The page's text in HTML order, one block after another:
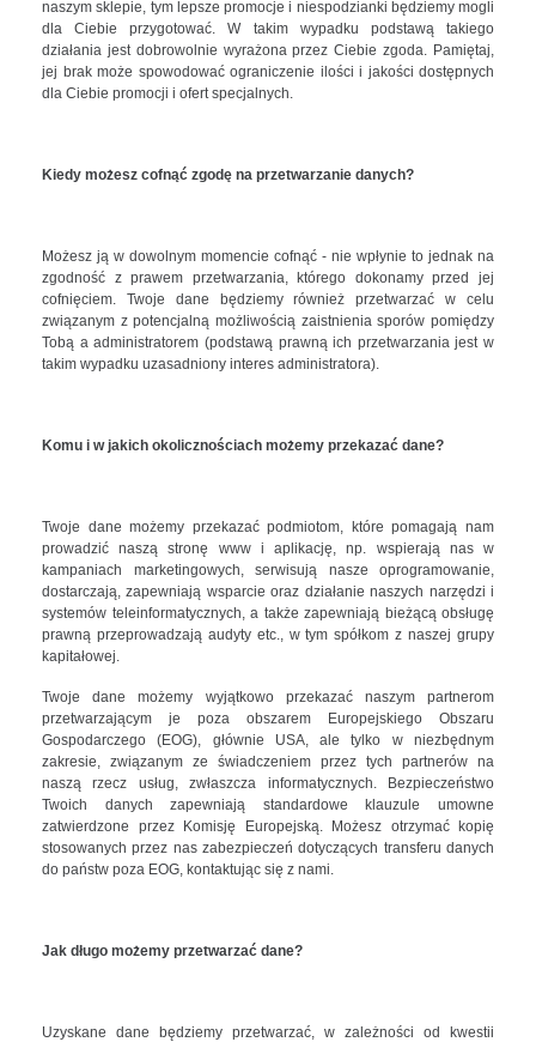
naszym sklepie, tym lepsze promocje i niespodzianki będziemy mogli
dla Ciebie przygotować. W takim wypadku podstawą takiego
działania jest dobrowolnie wyrażona przez Ciebie zgoda. Pamiętaj,
jej brak może spowodować ograniczenie ilości i jakości dostępnych
dla Ciebie promocji i ofert specjalnych.
Kiedy możesz cofnąć zgodę na przetwarzanie danych?
Możesz ją w dowolnym momencie cofnąć - nie wpłynie to jednak na
zgodność z prawem przetwarzania, którego dokonamy przed jej
cofnięciem. Twoje dane będziemy również przetwarzać w celu
związanym z potencjalną możliwością zaistnienia sporów pomiędzy
Tobą a administratorem (podstawą prawną ich przetwarzania jest w
takim wypadku uzasadniony interes administratora).
Komu i w jakich okolicznościach możemy przekazać dane?
Twoje dane możemy przekazać podmiotom, które pomagają nam
prowadzić naszą stronę www i aplikację, np. wspierają nas w
kampaniach marketingowych, serwisują nasze oprogramowanie,
dostarczają, zapewniają wsparcie oraz działanie naszych narzędzi i
systemów teleinformatycznych, a także zapewniają bieżącą obsługę
prawną przeprowadzają audyty etc., w tym spółkom z naszej grupy
kapitałowej.
Twoje dane możemy wyjątkowo przekazać naszym partnerom
przetwarzającym je poza obszarem Europejskiego Obszaru
Gospodarczego (EOG), głównie USA, ale tylko w niezbędnym
zakresie, związanym ze świadczeniem przez tych partnerów na
naszą rzecz usług, zwłaszcza informatycznych. Bezpieczeństwo
Twoich danych zapewniają standardowe klauzule umowne
zatwierdzone przez Komisję Europejską. Możesz otrzymać kopię
stosowanych przez nas zabezpieczeń dotyczących transferu danych
do państw poza EOG, kontaktując się z nami.
Jak długo możemy przetwarzać dane?
Uzyskane dane będziemy przetwarzać, w zależności od kwestii